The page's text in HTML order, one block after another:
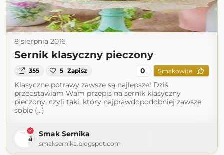
8 sierpnia 2016
Sernik klasyczny pieczony
355 5 Zapisz 0 Smakowite
Klasyczne potrawy zawsze są najlepsze! Dziś
przedstawiam Wam przepis na sernik klasyczny
pieczony, czyli taki, który najprawdopodobniej zawsze
sobie (...)
Smak Sernika
smaksernika.blogspot.com